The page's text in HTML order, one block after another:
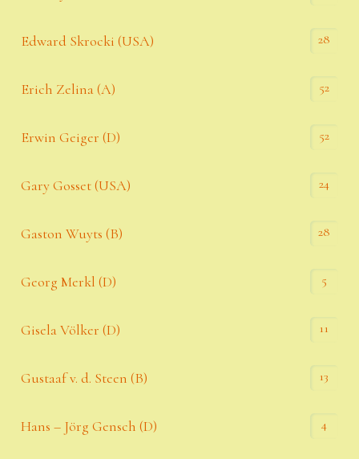
Edward Skrocki (USA) 28
Erich Zelina (A) 52
Erwin Geiger (D) 52
Gary Gosset (USA) 24
Gaston Wuyts (B) 28
Georg Merkl (D) 5
Gisela Völker (D) 11
Gustaaf v. d. Steen (B) 13
Hans – Jörg Gensch (D) 4